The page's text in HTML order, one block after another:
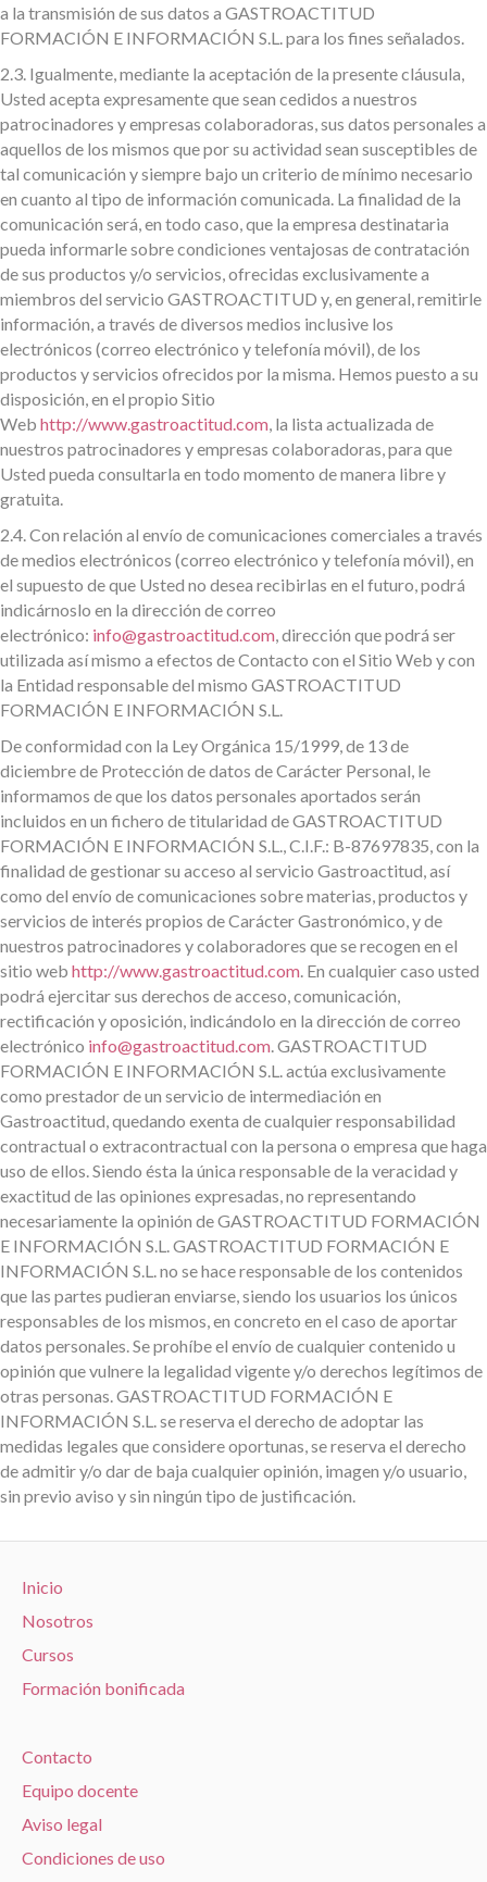
a la transmisión de sus datos a GASTROACTITUD
FORMACIÓN E INFORMACIÓN S.L. para los fines señalados.
2.3. Igualmente, mediante la aceptación de la presente cláusula,
Usted acepta expresamente que sean cedidos a nuestros
patrocinadores y empresas colaboradoras, sus datos personales a
aquellos de los mismos que por su actividad sean susceptibles de
tal comunicación y siempre bajo un criterio de mínimo necesario
en cuanto al tipo de información comunicada. La finalidad de la
comunicación será, en todo caso, que la empresa destinataria
pueda informarle sobre condiciones ventajosas de contratación
de sus productos y/o servicios, ofrecidas exclusivamente a
miembros del servicio GASTROACTITUD y, en general, remitirle
información, a través de diversos medios inclusive los
electrónicos (correo electrónico y telefonía móvil), de los
productos y servicios ofrecidos por la misma. Hemos puesto a su
disposición, en el propio Sitio
Web http://www.gastroactitud.com , la lista actualizada de
nuestros patrocinadores y empresas colaboradoras, para que
Usted pueda consultarla en todo momento de manera libre y
gratuita.
2.4. Con relación al envío de comunicaciones comerciales a través
de medios electrónicos (correo electrónico y telefonía móvil), en
el supuesto de que Usted no desea recibirlas en el futuro, podrá
indicárnoslo en la dirección de correo
electrónico: info@gastroactitud.com , dirección que podrá ser
utilizada así mismo a efectos de Contacto con el Sitio Web y con
la Entidad responsable del mismo GASTROACTITUD
FORMACIÓN E INFORMACIÓN S.L.
De conformidad con la Ley Orgánica 15/1999, de 13 de
diciembre de Protección de datos de Carácter Personal, le
informamos de que los datos personales aportados serán
incluidos en un fichero de titularidad de GASTROACTITUD
FORMACIÓN E INFORMACIÓN S.L., C.I.F.: B-87697835, con la
finalidad de gestionar su acceso al servicio Gastroactitud, así
como del envío de comunicaciones sobre materias, productos y
servicios de interés propios de Carácter Gastronómico, y de
nuestros patrocinadores y colaboradores que se recogen en el
sitio web http://www.gastroactitud.com . En cualquier caso usted
podrá ejercitar sus derechos de acceso, comunicación,
rectificación y oposición, indicándolo en la dirección de correo
electrónico info@gastroactitud.com . GASTROACTITUD
FORMACIÓN E INFORMACIÓN S.L. actúa exclusivamente
como prestador de un servicio de intermediación en
Gastroactitud, quedando exenta de cualquier responsabilidad
contractual o extracontractual con la persona o empresa que haga
uso de ellos. Siendo ésta la única responsable de la veracidad y
exactitud de las opiniones expresadas, no representando
necesariamente la opinión de GASTROACTITUD FORMACIÓN
E INFORMACIÓN S.L. GASTROACTITUD FORMACIÓN E
INFORMACIÓN S.L. no se hace responsable de los contenidos
que las partes pudieran enviarse, siendo los usuarios los únicos
responsables de los mismos, en concreto en el caso de aportar
datos personales. Se prohíbe el envío de cualquier contenido u
opinión que vulnere la legalidad vigente y/o derechos legítimos de
otras personas. GASTROACTITUD FORMACIÓN E
INFORMACIÓN S.L. se reserva el derecho de adoptar las
medidas legales que considere oportunas, se reserva el derecho
de admitir y/o dar de baja cualquier opinión, imagen y/o usuario,
sin previo aviso y sin ningún tipo de justificación.
Inicio
Nosotros
Cursos
Formación bonificada
Contacto
Equipo docente
Aviso legal
Condiciones de uso